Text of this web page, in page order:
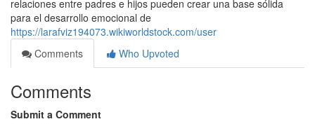
relaciones entre padres e hijos pueden crear una base sólida
para el desarrollo emocional de
https://larafviz194073.wikiworldstock.com/user
Comments
Who Upvoted
Comments
Submit a Comment